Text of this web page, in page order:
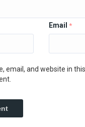
Email *
email, and website in